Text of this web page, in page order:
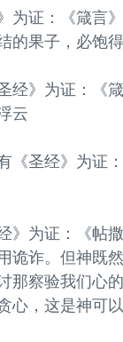
为证：《箴言
的果子，必饱
经》为证：《
云
《圣经》为证
》为证：《帖
诡诈。但神既
那察验我们心
，这是神可以